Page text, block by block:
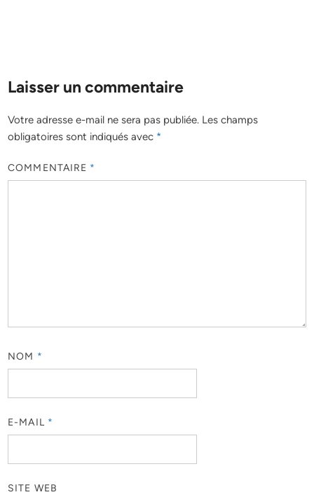
Laisser un commentaire
Votre adresse e-mail ne sera pas publiée. Les champs
obligatoires sont indiqués avec *
COMMENTAIRE *
NOM *
E-MAIL *
SITE WEB